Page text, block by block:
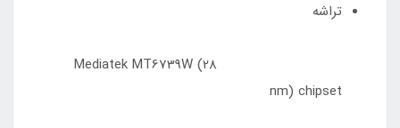
تراشه
Mediatek MT6739W (28